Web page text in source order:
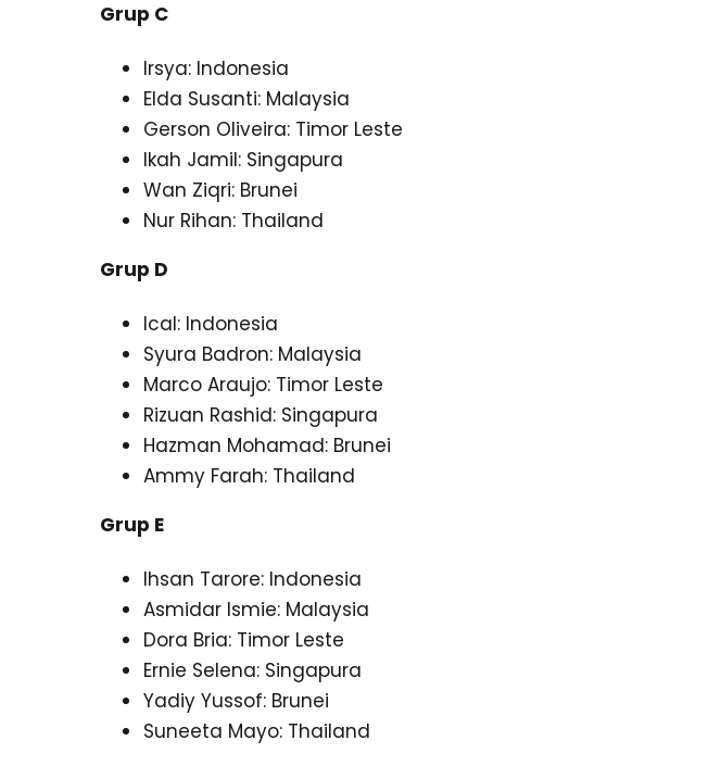
Grup C
Irsya: Indonesia
Elda Susanti: Malaysia
Gerson Oliveira: Timor Leste
Ikah Jamil: Singapura
Wan Ziqri: Brunei
Nur Rihan: Thailand
Grup D
Ical: Indonesia
Syura Badron: Malaysia
Marco Araujo: Timor Leste
Rizuan Rashid: Singapura
Hazman Mohamad: Brunei
Ammy Farah: Thailand
Grup E
Ihsan Tarore: Indonesia
Asmidar Ismie: Malaysia
Dora Bria: Timor Leste
Ernie Selena: Singapura
Yadiy Yussof: Brunei
Suneeta Mayo: Thailand